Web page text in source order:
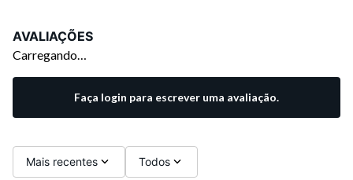
AVALIAÇÕES
Carregando…
Faça login para escrever uma avaliação.
Mais recentes Todos